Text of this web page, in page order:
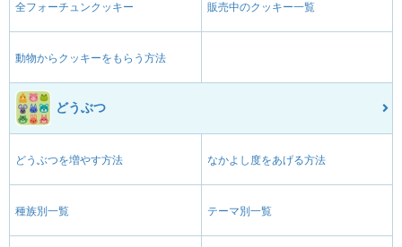
全フォーチュンクッキー 販売中のクッキー一覧
動物からクッキーをもらう方法
どうぶつ
どうぶつを増やす方法 なかよし度をあげる方法
種族別一覧 テーマ別一覧